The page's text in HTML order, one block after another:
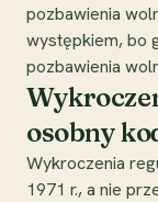
pozbawienia
występkiem, bo
pozbawienia
osobny
Wykroczenia
1971 r., a nie